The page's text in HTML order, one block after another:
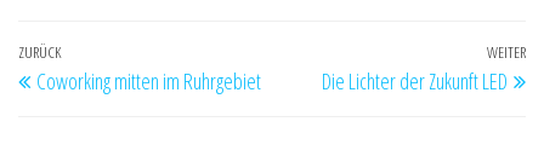
Beitrags-
Navigation
Vorheriger
Beitrag
ZURÜCK
Coworking mitten im Ruhrgebiet
WEITER
Die Lichter der Zukunft LED